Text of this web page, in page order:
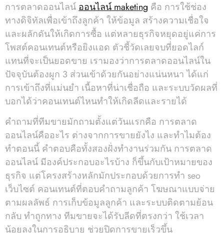
การตลาดออนไลน์ ออนไลน์ maketing คือ การใช้ช่อง
ทางดิจิทัลเพื่อเข้าถึงลูกค้า ให้ข้อมูล สร้างความเชื่อใจ
และผลักดันให้เกิดการซื้อ แต่หลายธุรกิจหยุดอยู่แค่การ
โพสต์คอนเทนต์หรือยิงแอด ตัวชี้วัดเลยจบที่ยอดไลก์
แทนที่จะเป็นยอดขาย เรามองว่าการตลาดออนไลน์ใน
ปัจจุบันต้องผูก 3 ส่วนเข้าด้วยกันอย่างแน่นหนา ได้แก่
การเข้าถึงที่แม่นยำ เนื้อหาที่น่าเชื่อถือ และระบบวัดผลที่
บอกได้ว่าคอนเทนต์ไหนทำให้เกิดลีดและรายได้
คำถามที่ทีมขายมักถามตั้งแต่วันแรกคือ การตลาด
ออนไลน์คืออะไร ต่างจากการขายยังไง และทำไมต้อง
ทำตอนนี้ คำตอบคือทั้งสองฝั่งทำงานร่วมกัน การตลาด
ออนไลน์ มีองค์ประกอบอะไรบ้าง ก็ขึ้นกับเป้าหมายของ
ธุรกิจ แต่โครงสร้างหลักมักประกอบด้วยการทำ seo
เว็บไซต์ คอนเทนต์ที่ตอบคำถามลูกค้า โฆษณาแบบจ่าย
ตามผลลัพธ์ การเก็บข้อมูลลูกค้า และระบบติดตามย้อน
กลับ ทำถูกทาง ทีมขายจะได้รับลีดที่ตรงกว่า ใช้เวลา
น้อยลงในการอธิบาย ช่วยปิดการขายเร็วขึ้น